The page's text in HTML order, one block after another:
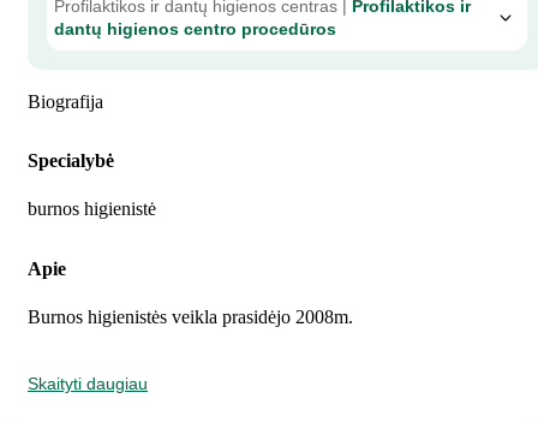
Profilaktikos ir dantų higienos centras | Profilaktikos ir
dantų higienos centro procedūros
Biografija
Specialybė
burnos higienistė
Apie
Burnos higienistės veikla prasidėjo 2008m.
Skaityti daugiau